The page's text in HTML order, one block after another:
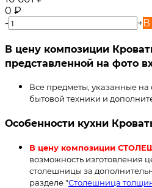
0 ₽
-
+В
В цену композиции
представленной на фото
Все предметы, указанные на
бытовой техники и
Особенности кухни
В цену композиции
возможность изготовления
столешницы за
разделе "Столешница